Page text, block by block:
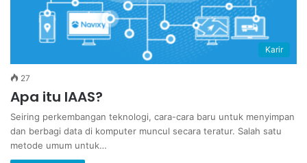
Karir
27
Apa itu IAAS?
Seiring perkembangan teknologi, cara-cara baru untuk menyimpan
dan berbagi data di komputer muncul secara teratur. Salah satu
metode umum untuk…